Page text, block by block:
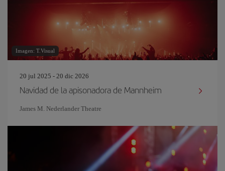
Imagen: T.Visual
20 jul 2025 - 20 dic 2026
Navidad de la apisonadora de Mannheim
James M. Nederlander Theatre